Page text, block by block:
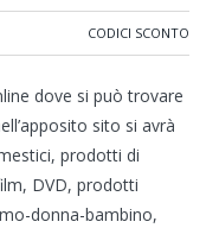
CODICI SCONTO
dove si può trovare
sito si avrà
prodotti di
DVD, prodotti
donna-bambino,